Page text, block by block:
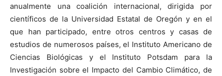
anualmente una coalición internacional, dirigida por
científicos de la Universidad Estatal de Oregón y en el
que han participado, entre otros centros y casas de
estudios de numerosos países, el Instituto Americano de
Ciencias Biológicas y el Instituto Potsdam para la
Investigación sobre el Impacto del Cambio Climático, de